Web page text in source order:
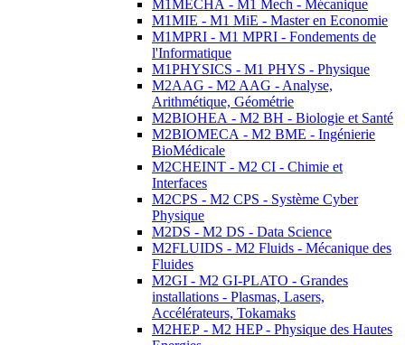
M1MECHA - M1 Mech - Mécanique
M1MIE - M1 MiE - Master en Economie
M1MPRI - M1 MPRI - Fondements de
l'Informatique
M1PHYSICS - M1 PHYS - Physique
M2AAG - M2 AAG - Analyse,
Arithmétique, Géométrie
M2BIOHEA - M2 BH - Biologie et Santé
M2BIOMECA - M2 BME - Ingénierie
BioMédicale
M2CHEINT - M2 CI - Chimie et
Interfaces
M2CPS - M2 CPS - Système Cyber
Physique
M2DS - M2 DS - Data Science
M2FLUIDS - M2 Fluids - Mécanique des
Fluides
M2GI - M2 GI-PLATO - Grandes
installations - Plasmas, Lasers,
Accélérateurs, Tokamaks
M2HEP - M2 HEP - Physique des Hautes